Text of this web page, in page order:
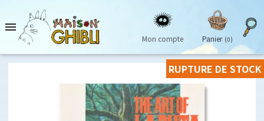

Mon compte Panier (0)
RUPTURE DE STOCK